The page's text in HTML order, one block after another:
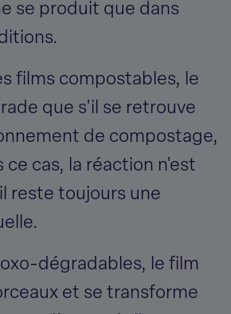
se produit que dans
films compostables, le
que s'il se retrouve
de compostage,
ce cas, la réaction n'est
reste toujours une
dégradables, le film
et se transforme